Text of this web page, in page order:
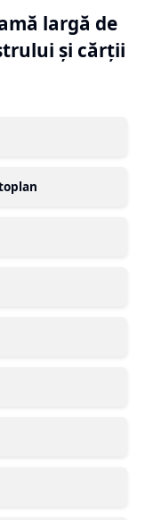
largă de
și cărții